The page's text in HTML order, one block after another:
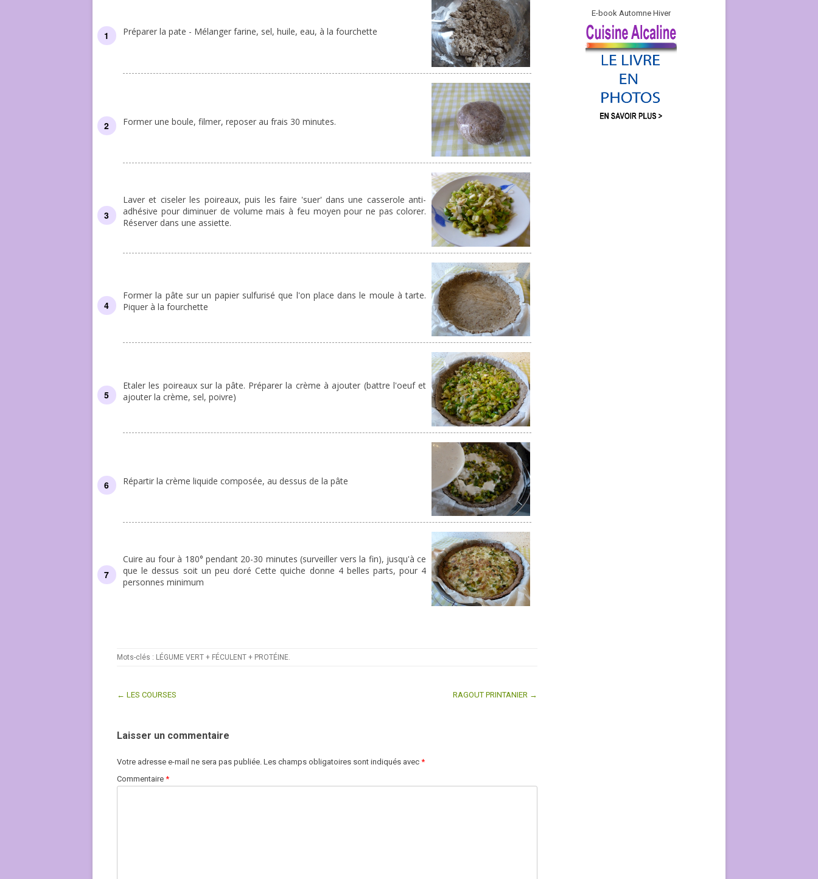
Préparer la pate - Mélanger farine, sel, huile, eau, à la fourchette
Former une boule, filmer, reposer au frais 30 minutes.
Laver et ciseler les poireaux, puis les faire 'suer' dans une casserole anti-
adhésive pour diminuer de volume mais à feu moyen pour ne pas colorer.
Réserver dans une assiette.
Former la pâte sur un papier sulfurisé que l'on place dans le moule à tarte.
Piquer à la fourchette
Etaler les poireaux sur la pâte. Préparer la crème à ajouter (battre l'oeuf et
ajouter la crème, sel, poivre)
Répartir la crème liquide composée, au dessus de la pâte
Cuire au four à 180° pendant 20-30 minutes (surveiller vers la fin), jusqu'à ce
que le dessus soit un peu doré Cette quiche donne 4 belles parts, pour 4
personnes minimum
Mots-clés : LÉGUME VERT + FÉCULENT + PROTÉINE
Post navigation
← LES COURSES RAGOUT PRINTANIER →
Laisser un commentaire
Votre adresse e-mail ne sera pas publiée. Les champs obligatoires sont indiqués avec *
Commentaire *
E-book Automne Hiver